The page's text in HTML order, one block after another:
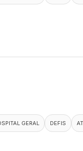
GERAL DEFIS